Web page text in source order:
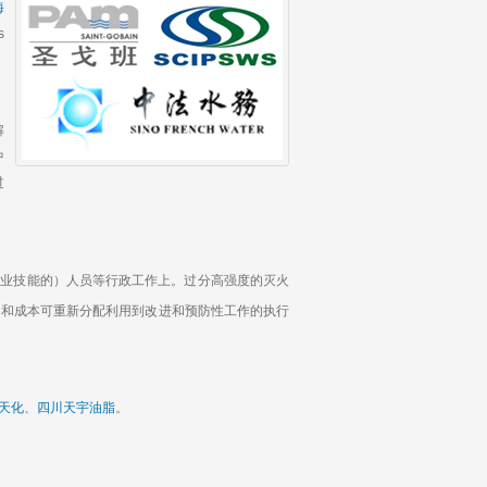
能的）人员等行政工作上。过分高强度的灭火
成本可重新分配利用到改进和预防性工作的执行
化、 四川天宇油脂。